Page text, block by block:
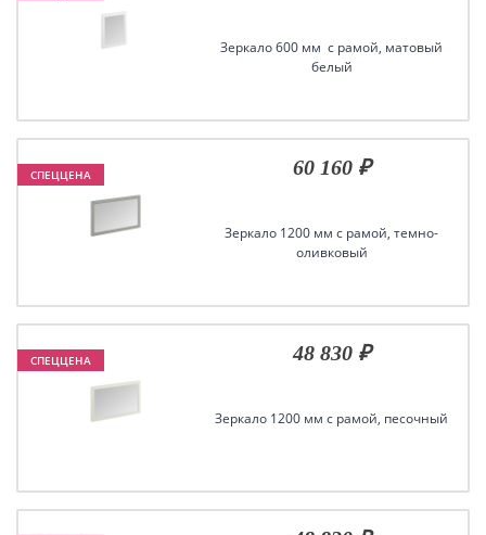
Зеркало 600 мм с рамой, матовый
белый
СПЕЦЦЕНА 60 160 ₽
Зеркало 1200 мм с рамой, темно-
оливковый
СПЕЦЦЕНА 48 830 ₽
Зеркало 1200 мм с рамой, песочный